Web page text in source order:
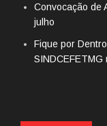
Convocação de
julho
Fique por
SINDCEFETMG